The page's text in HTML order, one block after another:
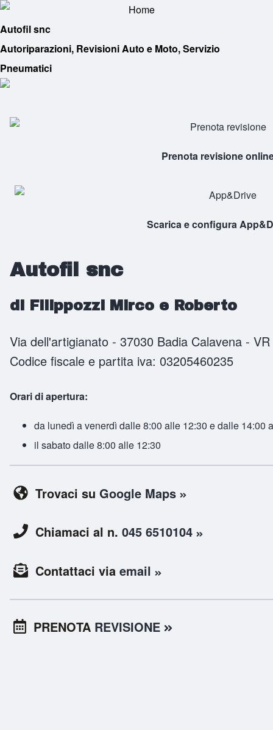
Skip to header
Skip to main navigation
Autofil snc
Autoriparazioni, Revisioni Auto e Moto, Servizio
Pneumatici
Prenota revisione
Scarica e configura
Autofil snc
di Filippozzi Mirco e Roberto
Via dell'artigianato - 37030 Badia Calavena - VR
Codice fiscale e partita iva: 03205460235
Orari di apertura:
da lunedì a venerdì dalle 8:00 alle 12:30 e dalle 14:00
il sabato dalle 8:00 alle 12:30
Trovaci su Google Maps
Chiamaci al n. 045 6510104
Contattaci via email
PRENOTA REVISIONE